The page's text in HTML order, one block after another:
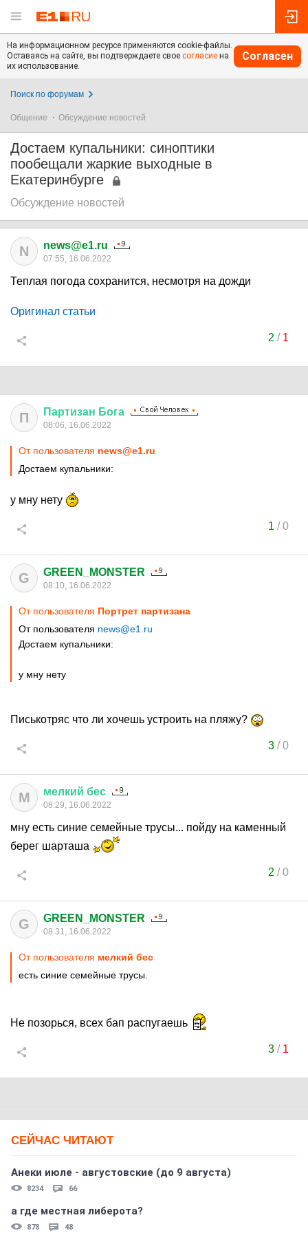
На информационном ресурсе применяются cookie-файлы.
Оставаясь на сайте, вы подтверждаете свое согласие на
их использование.
Согласен
Поиск по форумам
Общение Обсуждение новостей
Достаем купальники: синоптики
пообещали жаркие выходные в
Екатеринбурге
Обсуждение новостей
N news@e1.ru
07:55, 16.06.2022
Теплая погода сохранится, несмотря на дожди
Оригинал статьи
2 / 1
П Партизан Бога
08:06, 16.06.2022
От пользователя news@e1.ru
Достаем купальники:
у мну нету
1 /0
G GREEN_MONSTER
08:10, 16.06.2022
От пользователя Портрет партизана
От пользователя news@e1.ru
Достаем купальники:
у мну нету
Писькотряс что ли хочешь устроить на пляжу?
3/0
М мелкий бес
08:29, 16.06.2022
мну есть синие семейные трусы... пойду на каменный
берег шарташа
2 /0
G GREEN_MONSTER
08:31, 16.06.2022
От пользователя мелкий бес
есть синие семейные трусы.
Не позорься, всех бап распугаешь
3/ 1
СЕЙЧАС ЧИТАЮТ
Анеки июле - августовские (до 9 августа)
8234 66
а где местная либерота?
878 48